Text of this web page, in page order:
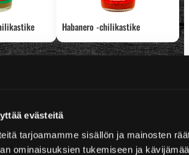
evästeitä
tarjoamamme sisällön ja mainosten
ominaisuuksien tukemiseen ja
Habanero -chilikastike